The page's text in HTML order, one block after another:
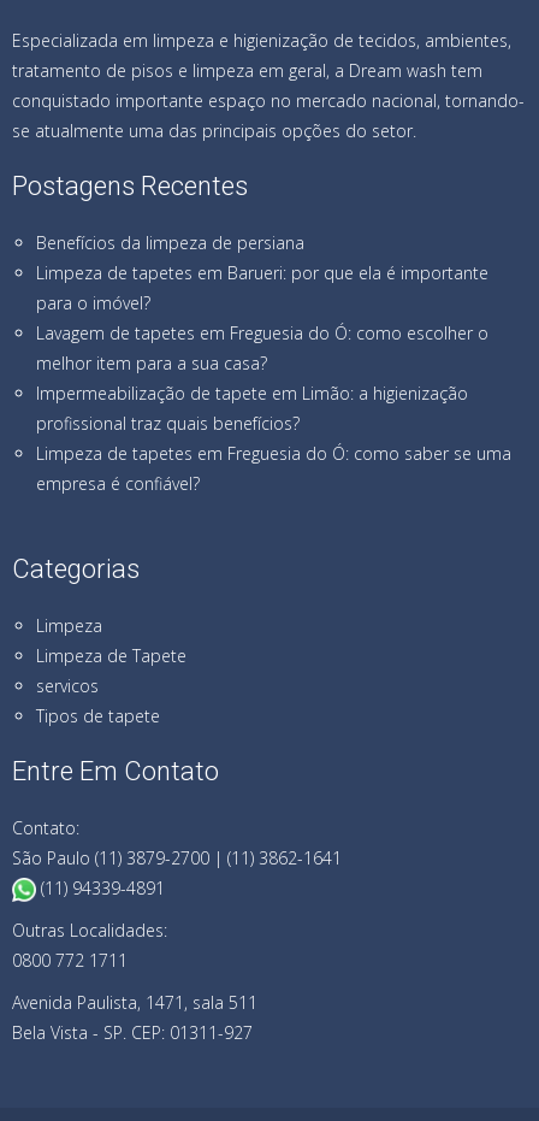
Especializada em limpeza e higienização de tecidos, ambientes,
tratamento de pisos e limpeza em geral, a Dream wash tem
conquistado importante espaço no mercado nacional, tornando-
se atualmente uma das principais opções do setor.
Postagens Recentes
Benefícios da limpeza de persiana
Limpeza de tapetes em Barueri: por que ela é importante
para o imóvel?
Lavagem de tapetes em Freguesia do Ó: como escolher o
melhor item para a sua casa?
Impermeabilização de tapete em Limão: a higienização
profissional traz quais benefícios?
Limpeza de tapetes em Freguesia do Ó: como saber se uma
empresa é confiável?
Categorias
Limpeza
Limpeza de Tapete
servicos
Tipos de tapete
Entre Em Contato
Contato:
São Paulo (11) 3879-2700 | (11) 3862-1641
(11) 94339-4891
Outras Localidades:
0800 772 1711
Avenida Paulista, 1471, sala 511
Bela Vista - SP. CEP: 01311-927